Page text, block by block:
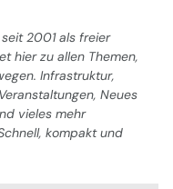
2001 als freier
hier zu allen Themen,
Infrastruktur,
Neues
vieles mehr
kompakt und